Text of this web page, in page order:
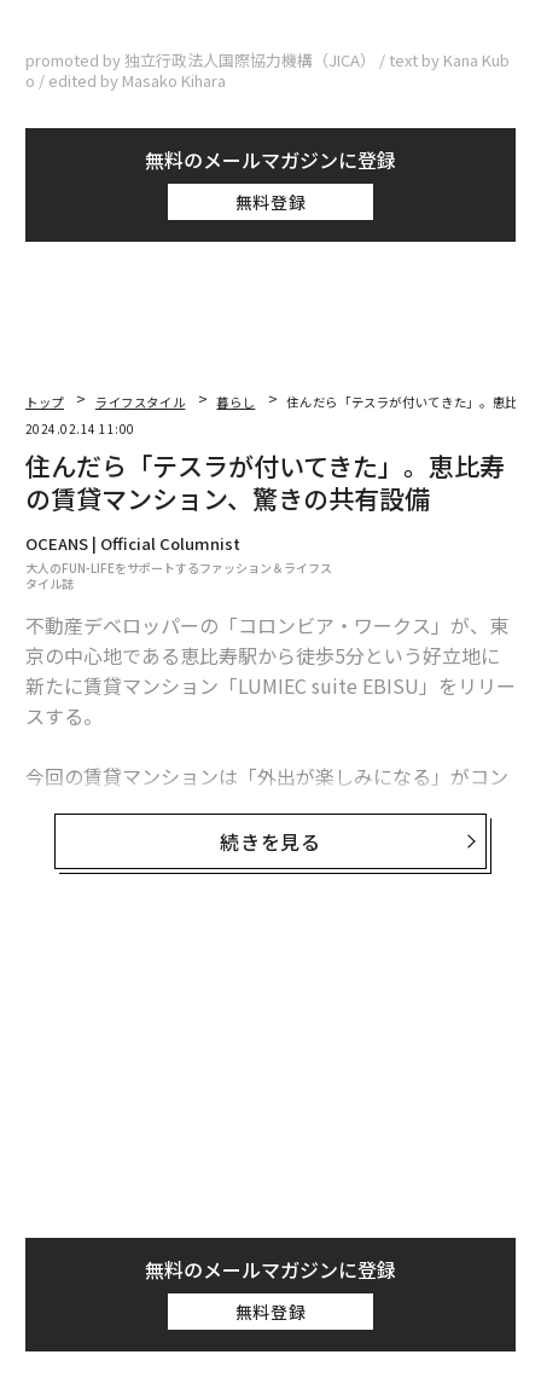
promoted by 独立行政法人国際協力機構（JICA） / text by Kana Kub
o / edited by Masako Kihara
無料のメールマガジンに登録
無料登録
トップ ライフスタイル 暮らし
住んだら「テスラが付いてきた」。恵比寿
2024.02.14 11:00
住んだら「テスラが付いてきた」。恵比寿
の賃貸マンション、驚きの共有設備
OCEANS | Official Columnist
大人のFUN-LIFEをサポートするファッション＆ライフス
タイル誌
不動産デベロッパーの「コロンビア・ワークス」が、東
京の中心地である恵比寿駅から徒歩5分という好立地に
新たに賃貸マンション「LUMIEC suite EBISU」をリリー
スする。
今回の賃貸マンションは「外出が楽しみになる」がコン
セプト。恵比寿駅には山手線、湘南新宿ライン、埼京
線、東京メトロ日比谷線の4路線が乗り入れているの
で、どこへ行くにも便利だが、居住者には専用のカーシ
続きを見る
無料のメールマガジンに登録
無料登録